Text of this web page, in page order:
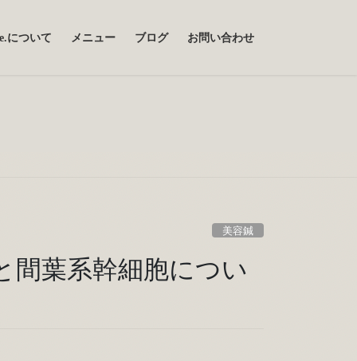
について メニュー ブログ お問い合わせ
美容鍼
間葉系幹細胞につい